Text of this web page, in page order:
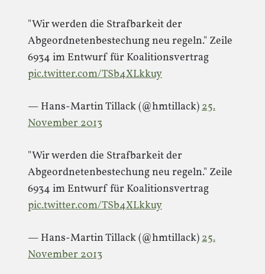
"Wir werden die Strafbarkeit der
Abgeordnetenbestechung neu regeln." Zeile
6934 im Entwurf für Koalitionsvertrag
pic.twitter.com/TSb4XLkkuy
— Hans-Martin Tillack (@hmtillack)25.
November 2013
"Wir werden die Strafbarkeit der
Abgeordnetenbestechung neu regeln." Zeile
6934 im Entwurf für Koalitionsvertrag
pic.twitter.com/TSb4XLkkuy
— Hans-Martin Tillack (@hmtillack)25.
November 2013